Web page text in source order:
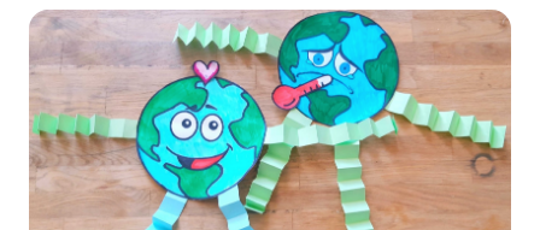
soleil en papier avec vos enfants ou ceux de
votre baby-sitting ! C'est une idée d’activité
créativ...